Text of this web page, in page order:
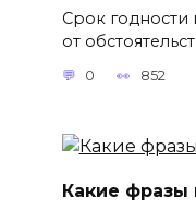
Срок годности
от
0 852
Какие